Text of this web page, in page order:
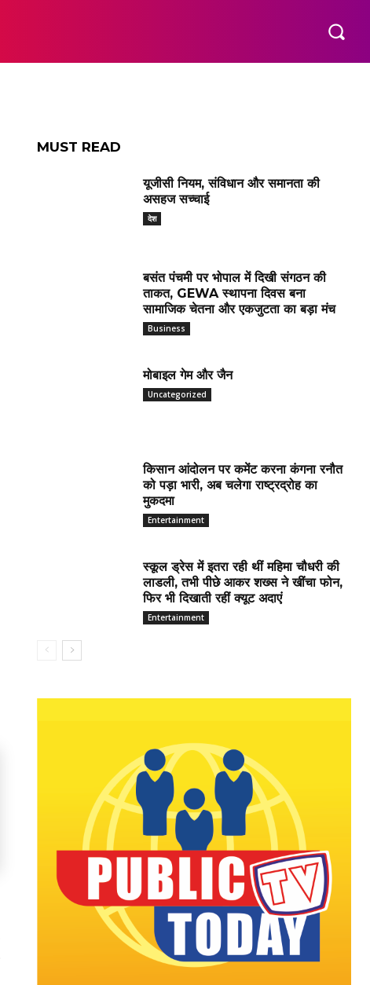
MUST READ
यूजीसी नियम, संविधान और समानता की
असहज सच्चाई
देश
बसंत पंचमी पर भोपाल में दिखी संगठन की
ताकत, GEWA स्थापना दिवस बना
सामाजिक चेतना और एकजुटता का बड़ा मंच
Business
मोबाइल गेम और जैन
Uncategorized
किसान आंदोलन पर कमेंट करना कंगना रनौत
को पड़ा भारी, अब चलेगा राष्ट्रद्रोह का
मुकदमा
Entertainment
स्कूल ड्रेस में इतरा रही थीं महिमा चौधरी की
लाडली, तभी पीछे आकर शख्स ने खींचा फोन,
फिर भी दिखाती रहीं क्यूट अदाएं
Entertainment